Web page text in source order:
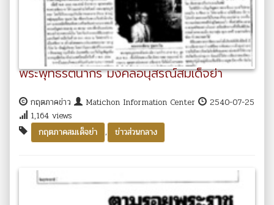
พระพุทธรตนากร มงคลอนุสรณ์สมเด็จย่า
กฤตภาคข่าว Matichon Information Center
2540-07-25
1,164 views
กฤตภาคสมเด็จย่า
, ข่าวส่วนกลาง